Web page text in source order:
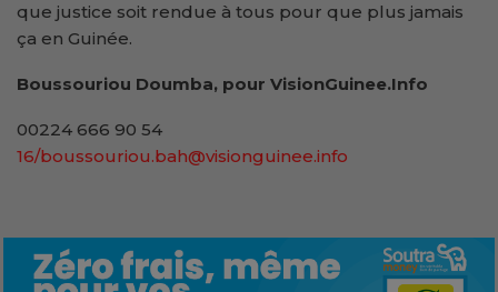
que justice soit rendue à tous pour que plus jamais
ça en Guinée.
Boussouriou Doumba, pour VisionGuinee.Info
00224 666 90 54
16/boussouriou.bah@visionguinee.info